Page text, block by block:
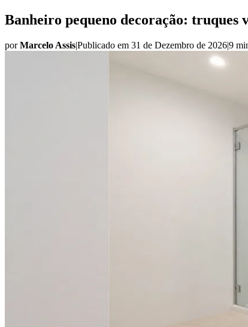
Banheiro pequeno decoração: truques
porMarcelo Assis|Publicado em 31 de Dezembro de 2026|9